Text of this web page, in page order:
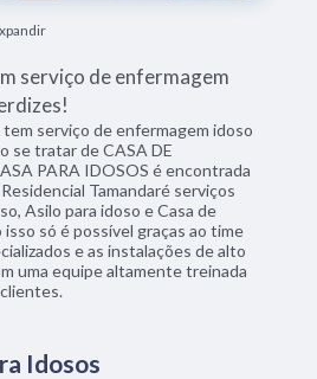
serviço de enfermagem
serviço de enfermagem idoso
se tratar de CASA DE
PARA IDOSOS é encontrada
Tamandaré serviços
Asilo para idoso e Casa de
só é possível graças ao time
e as instalações de alto
uma equipe altamente treinada
Idosos